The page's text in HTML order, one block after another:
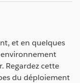
et en quelques
Regardez cette
du déploiement